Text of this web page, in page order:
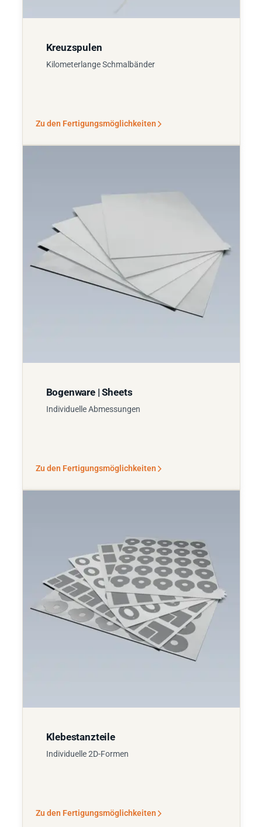
Kreuzspulen
Kilometerlange Schmalbänder
Zu den Fertigungsmöglichkeiten
Bogenware | Sheets
Individuelle Abmessungen
Zu den Fertigungsmöglichkeiten
Klebestanzteile
Individuelle 2D-Formen
Zu den Fertigungsmöglichkeiten